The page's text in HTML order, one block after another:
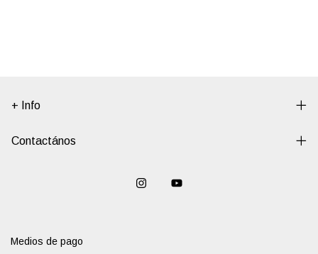
+ Info
Contactános
Medios de pago